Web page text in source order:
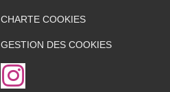
CHARTE COOKIES
GESTION DES COOKIES